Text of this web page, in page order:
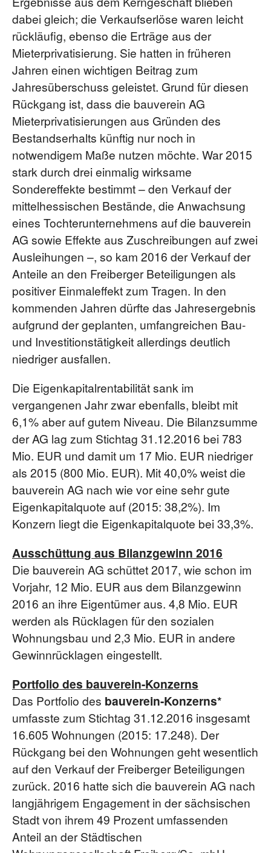
dabei gleich; die Verkaufserlöse waren leicht
rückläufig, ebenso die Erträge aus der
Mieterprivatisierung. Sie hatten in früheren
Jahren einen wichtigen Beitrag zum
Jahresüberschuss geleistet. Grund für diesen
Rückgang ist, dass die bauverein AG
Mieterprivatisierungen aus Gründen des
Bestandserhalts künftig nur noch in
notwendigem Maße nutzen möchte. War 2015
stark durch drei einmalig wirksame
Sondereffekte bestimmt – den Verkauf der
mittelhessischen Bestände, die Anwachsung
eines Tochterunternehmens auf die bauverein
AG sowie Effekte aus Zuschreibungen auf zwei
Ausleihungen –, so kam 2016 der Verkauf der
Anteile an den Freiberger Beteiligungen als
positiver Einmaleffekt zum Tragen. In den
kommenden Jahren dürfte das Jahresergebnis
aufgrund der geplanten, umfangreichen Bau-
und Investitionstätigkeit allerdings deutlich
niedriger ausfallen.
Die Eigenkapitalrentabilität sank im
vergangenen Jahr zwar ebenfalls, bleibt mit
6,1% aber auf gutem Niveau. Die Bilanzsumme
der AG lag zum Stichtag 31.12.2016 bei 783
Mio. EUR und damit um 17 Mio. EUR niedriger
als 2015 (800 Mio. EUR). Mit 40,0% weist die
bauverein AG nach wie vor eine sehr gute
Eigenkapitalquote auf (2015: 38,2%). Im
Konzern liegt die Eigenkapitalquote bei 33,3%.
Ausschüttung aus Bilanzgewinn 2016
Die bauverein AG schüttet 2017, wie schon im
Vorjahr, 12 Mio. EUR aus dem Bilanzgewinn
2016 an ihre Eigentümer aus. 4,8 Mio. EUR
werden als Rücklagen für den sozialen
Wohnungsbau und 2,3 Mio. EUR in andere
Gewinnrücklagen eingestellt.
Portfolio des bauverein-Konzerns
Das Portfolio des bauverein-Konzerns*
umfasste zum Stichtag 31.12.2016 insgesamt
16.605 Wohnungen (2015: 17.248). Der
Rückgang bei den Wohnungen geht wesentlich
auf den Verkauf der Freiberger Beteiligungen
zurück. 2016 hatte sich die bauverein AG nach
langjährigem Engagement in der sächsischen
Stadt von ihrem 49 Prozent umfassenden
Anteil an der Städtischen